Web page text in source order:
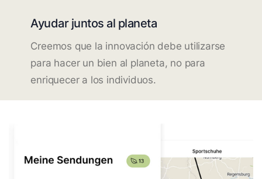
Ayudar juntos al planeta
Creemos que la innovación debe utilizarse
para hacer un bien al planeta, no para
enriquecer a los individuos.